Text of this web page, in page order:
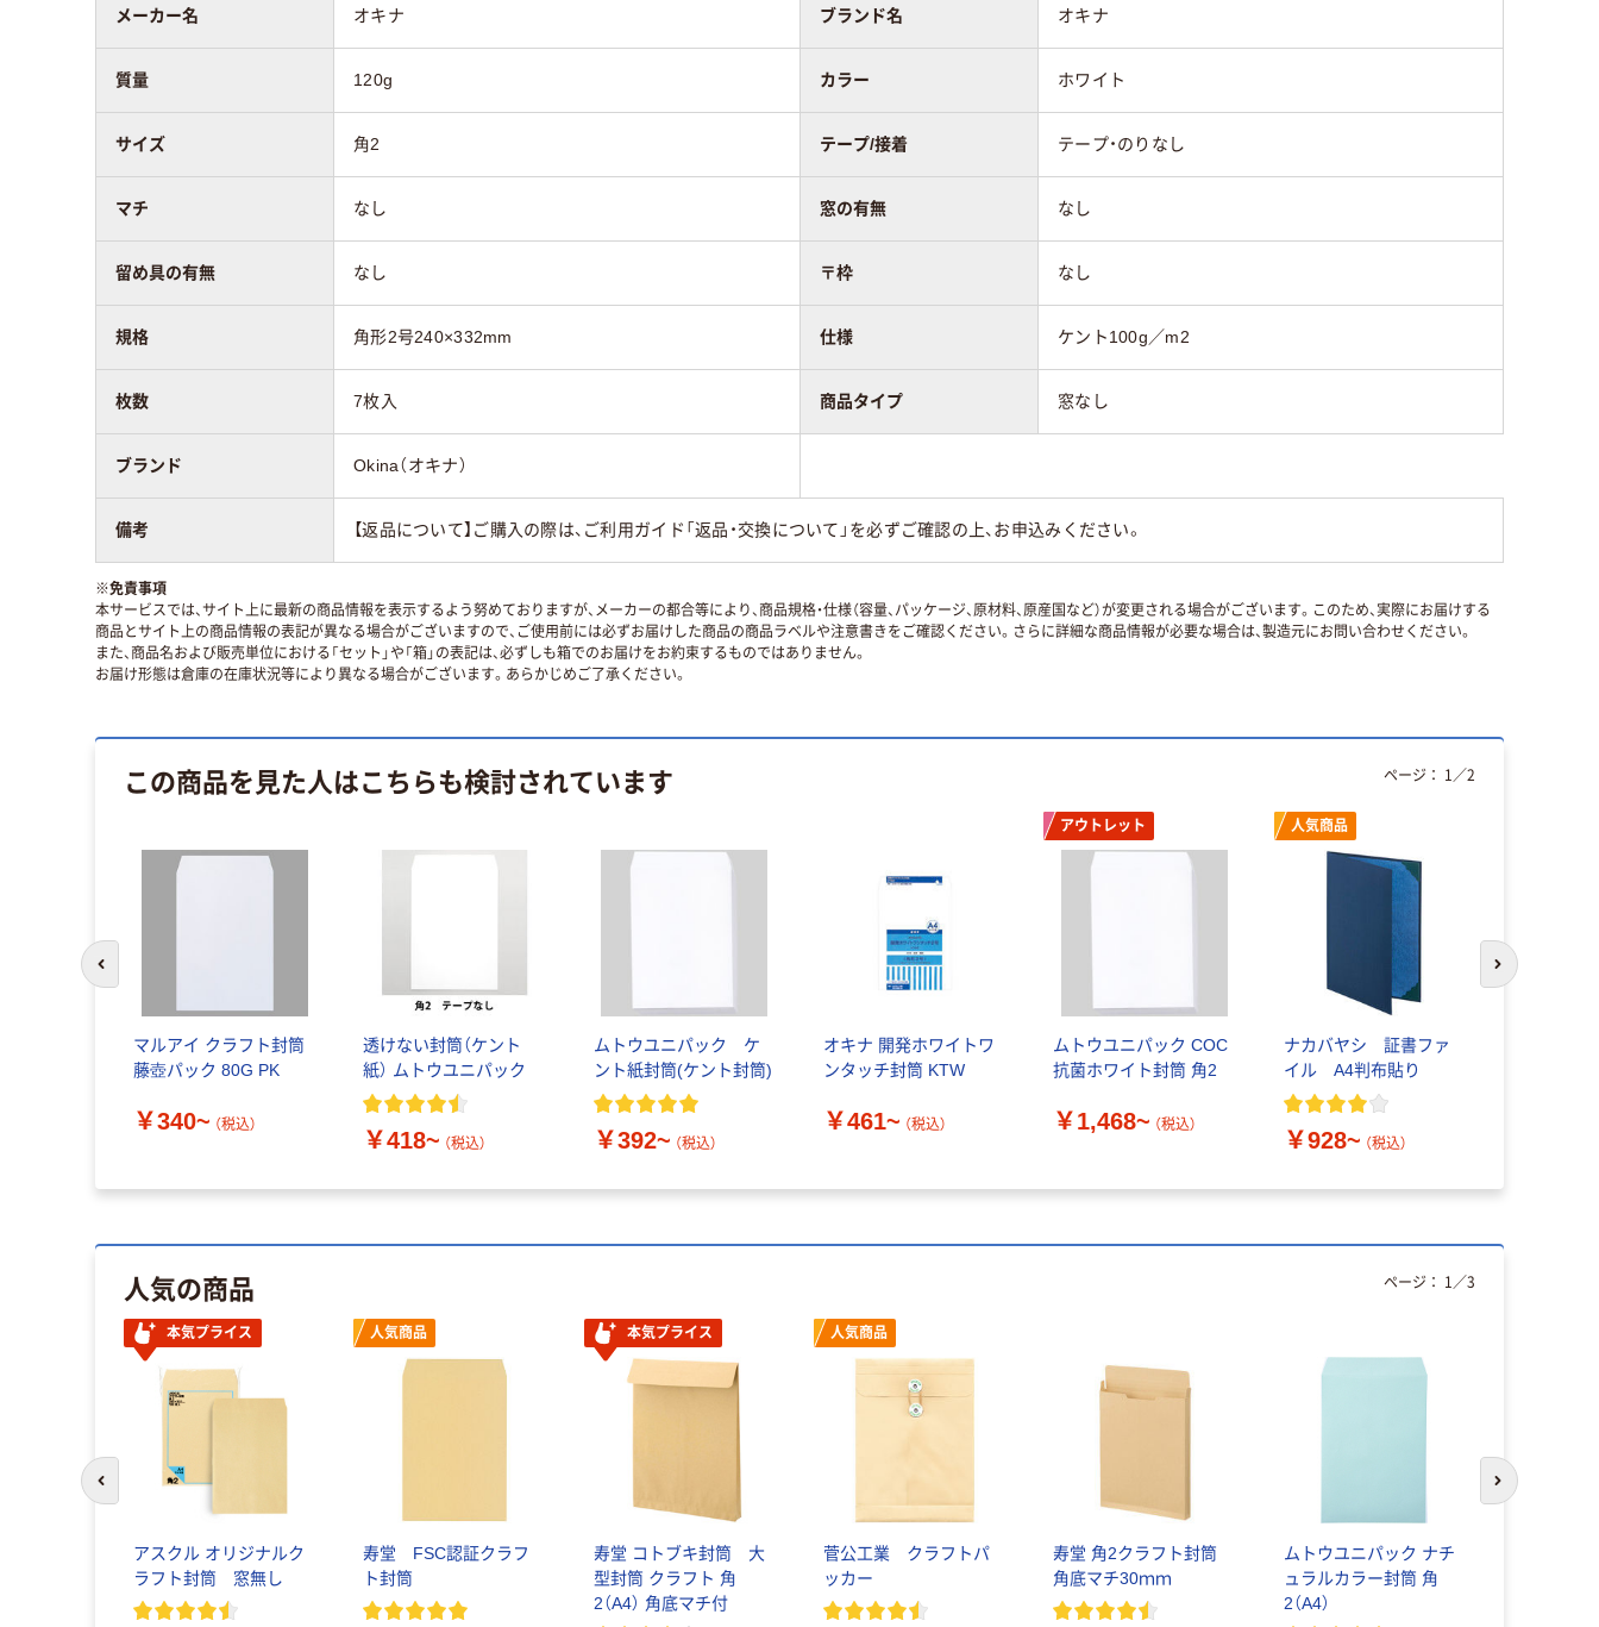
なし
センター貼り サイド貼り
マチの有無
留め具の有無
封筒裏面の貼り方
質量
アスクル商品環境
スコア
メーカー名 オキナ ブランド名 オキナ
質量 120g カラー ホワイト
サイズ 角2 テープ/接着 テープ・のりなし
マチ なし 窓の有無 なし
留め具の有無 なし 〒枠 なし
規格 角形2号240×332mm 仕様 ケント100g／m2
枚数 7枚入 商品タイプ 窓なし
ブランド Okina（オキナ）
備考 【返品について】ご購入の際は、ご利用ガイド「返品・交換について」を必ずご確認の上、お申込みください。
※免責事項
本サービスでは、サイト上に最新の商品情報を表示するよう努めておりますが、メーカーの都合等により、商品規格・仕様（容量、パッケージ、原材料、原産国など）が変更される場合がございます。このため、実際にお届けする
商品とサイト上の商品情報の表記が異なる場合がございますので、ご使用前には必ずお届けした商品の商品ラベルや注意書きをご確認ください。さらに詳細な商品情報が必要な場合は、製造元にお問い合わせください。
また、商品名および販売単位における「セット」や「箱」の表記は、必ずしも箱でのお届けをお約束するものではありません。
お届け形態は倉庫の在庫状況等により異なる場合がございます。あらかじめご了承ください。
この商品を見た人はこちらも検討されています
マルアイ クラフト封筒
藤壺パック 80G PK
￥340~ （税込）
透けない封筒（ケント
紙） ムトウユニパック
￥418~ （税込）
ムトウユニパック ケ
ント紙封筒(ケント封筒)
￥392~ （税込）
オキナ 開発ホワイトワ
ンタッチ封筒 KTW
￥461~ （税込）
アウトレット
ムトウユニパック COC
抗菌ホワイト封筒 角2
￥1,468~ （税込）
人気商品
ナカバヤシ 証書ファ
イル A4判布貼り
￥928~ （税込）
ページ： 1 ／2
次のスライド
人気の商品
本気プライス
アスクル オリジナルク
ラフト封筒 窓無し
人気商品
寿堂 FSC認証クラフ
ト封筒
本気プライス
寿堂 コトブキ封筒 大
型封筒 クラフト 角
2（A4） 角底マチ付
人気商品
菅公工業 クラフトパ
ッカー
寿堂 角2クラフト封筒
角底マチ30ｍｍ
ムトウユニパック ナチ
ュラルカラー封筒 角
2（A4）
ページ： 1 ／3
前のスライドへ 次のスライド